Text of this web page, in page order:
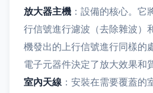
放大器主機 ：設備的核心。
行信號進行濾波（去除雜波）
機發出的上行信號進行同樣的
電子元器件決定了放大效果和
室內天線 ：安裝在需要覆蓋的